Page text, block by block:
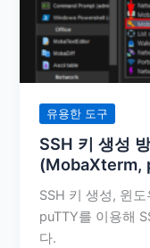
유용한 도구
SSH 키 생성
(MobaXterm,
SSH 키 생성, 윈
puTTY를 이용해
다.